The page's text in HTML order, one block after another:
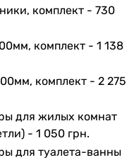
комплект -730
комплект -1 138
комплект -2 275
для жилых комнат
-1 050 грн.
для туалета-ванны